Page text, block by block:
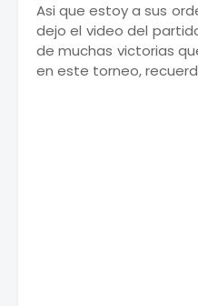
Asi que estoy a sus
dejo el video del
de muchas victorias
en este torneo,